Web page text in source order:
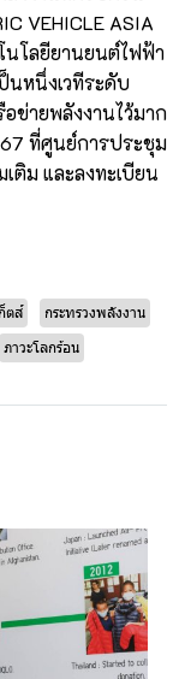
VEHICLE ASIA
นโลยียานยนต์ไฟฟ้า
นหนึ่งเวทีระดับ
ข่ายพลังงานไว้มาก
ที่ศูนย์การประชุม
ติม และลงทะเบียน
ตส์
กระทรวงพลังงาน
ภาวะโลกร้อน